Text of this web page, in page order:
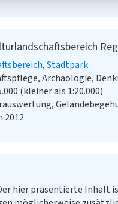
Stadtpark
Archäologie,
(kleiner als 1:20.000)
2012
hier präsentierte Inhalt